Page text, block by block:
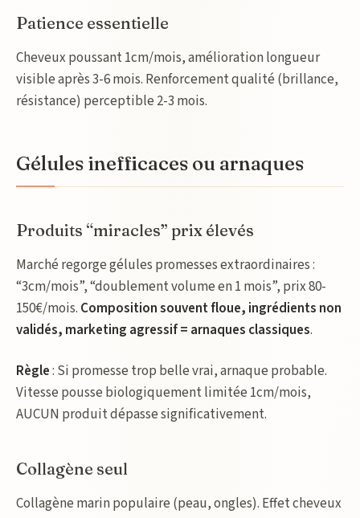
Patience essentielle
Cheveux poussant 1cm/mois, amélioration longueur
visible après 3-6 mois. Renforcement qualité (brillance,
résistance) perceptible 2-3 mois.
Gélules inefficaces ou arnaques
Produits “miracles” prix élevés
Marché regorge gélules promesses extraordinaires :
“3cm/mois”, “doublement volume en 1 mois”, prix 80-
150€/mois. Composition souvent floue, ingrédients non
validés, marketing agressif = arnaques classiques.
Règle: Si promesse trop belle vrai, arnaque probable.
Vitesse pousse biologiquement limitée 1cm/mois,
AUCUN produit dépasse significativement.
Collagène seul
Collagène marin populaire (peau, ongles). Effet cheveux